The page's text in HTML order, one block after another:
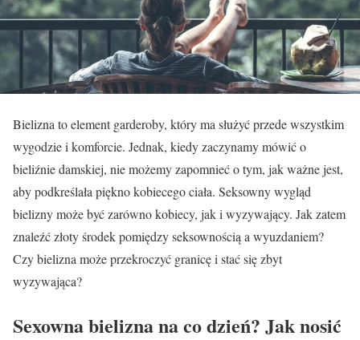
Bielizna to element garderoby, który ma służyć przede wszystkim
wygodzie i komforcie. Jednak, kiedy zaczynamy mówić o
bieliźnie damskiej, nie możemy zapomnieć o tym, jak ważne jest,
aby podkreślała piękno kobiecego ciała. Seksowny wygląd
bielizny może być zarówno kobiecy, jak i wyzywający. Jak zatem
znaleźć złoty środek pomiędzy seksownością a wyuzdaniem?
Czy bielizna może przekroczyć granicę i stać się zbyt
wyzywająca?
Sexowna bielizna na co dzień? Jak nosić